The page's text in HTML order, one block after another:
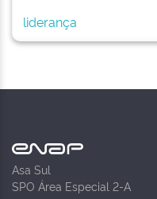
liderança
Asa Sul
SPO Área Especial 2-A